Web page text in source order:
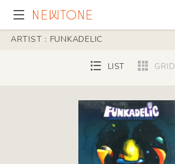
ARTIST : FUNKADELIC
LIST GRID